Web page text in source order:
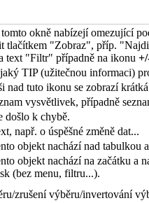
okně nabízejí omezující
tlačítkem "Zobraz", příp.
text "Filtr" případně na ikonu
TIP (užitečnou informaci)
nad tuto ikonu se zobrazí
vysvětlivek, případně
došlo k chybě.
např. o úspěšné změně dat...
objekt nachází nad tabulkou
objekt nachází na začátku a
(bez menu, filtru...).
zrušení výběru/invertování